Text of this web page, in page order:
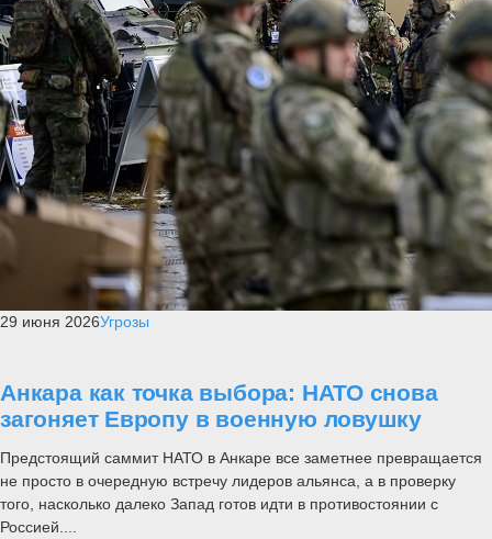
29 июня 2026Угрозы
Анкара как точка выбора: НАТО снова
загоняет Европу в военную ловушку
Предстоящий саммит НАТО в Анкаре все заметнее превращается
не просто в очередную встречу лидеров альянса, а в проверку
того, насколько далеко Запад готов идти в противостоянии с
Россией....